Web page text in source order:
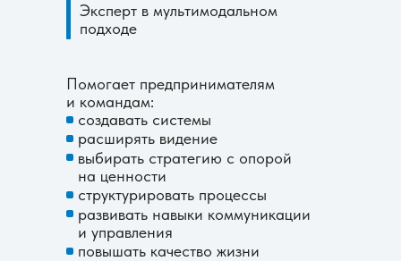
Эксперт в мультимодальном
подходе
Помогает предпринимателям
и командам:
создавать системы
расширять видение
выбирать стратегию с опорой
на ценности
структурировать процессы
развивать навыки коммуникации
и управления
повышать качество жизни